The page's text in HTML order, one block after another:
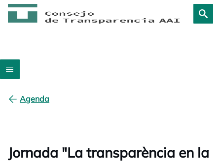
Agenda
Jornada "La transparència en la